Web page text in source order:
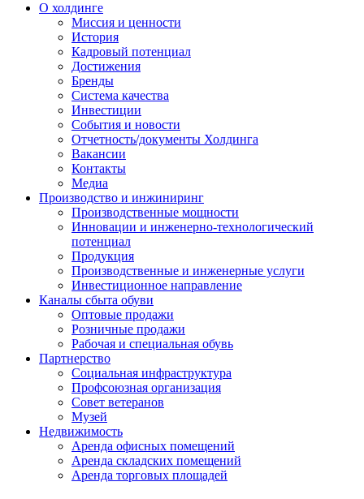
О холдинге
Миссия и ценности
История
Кадровый потенциал
Достижения
Бренды
Система качества
Инвестиции
События и новости
Отчетность/документы Холдинга
Вакансии
Контакты
Медиа
Производство и инжиниринг
Производственные мощности
Инновации и инженерно-технологический
потенциал
Продукция
Производственные и инженерные услуги
Инвестиционное направление
Каналы сбыта обуви
Оптовые продажи
Розничные продажи
Рабочая и специальная обувь
Партнерство
Социальная инфраструктура
Профсоюзная организация
Совет ветеранов
Музей
Недвижимость
Аренда офисных помещений
Аренда складских помещений
Аренда торговых площадей